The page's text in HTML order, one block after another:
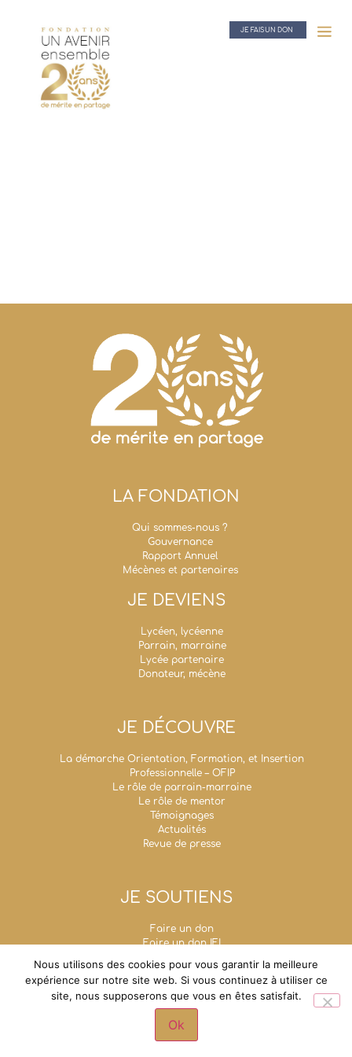
JE FAIS UN DON
LA FONDATION
Qui sommes-nous ?
Gouvernance
Rapport Annuel
Mécènes et partenaires
JE DEVIENS
Lycéen, lycéenne
Parrain, marraine
Lycée partenaire
Donateur, mécène
JE DÉCOUVRE
La démarche Orientation, Formation, et Insertion
Professionnelle – OFIP
Le rôle de parrain-marraine
Le rôle de mentor
Témoignages
Actualités
Revue de presse
JE SOUTIENS
Faire un don
Faire un don IFI
Mécénat d’entreprise
Legs, donations et assurances-vie
Fondation Un Avenir Ensemble
Grande chancellerie de la Légion d'honneur - 1,
rue de Solférino - 75007 Paris
Nous utilisons des cookies pour vous garantir la meilleure
expérience sur notre site web. Si vous continuez à utiliser ce
site, nous supposerons que vous en êtes satisfait.
Ok